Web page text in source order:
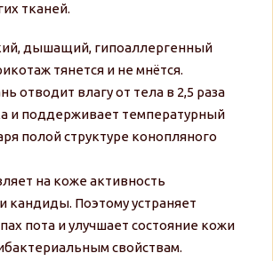
тканей.
дышащий, гипоаллергенный
тянется и не мнётся.
отводит влагу от тела в 2,5 раза
и поддерживает температурный
полой структуре конопляного
на коже активность
кандиды. Поэтому устраняет
пота и улучшает состояние кожи
свойствам.